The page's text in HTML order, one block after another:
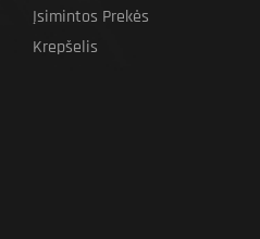
Įsimintos Prekės
Krepšelis